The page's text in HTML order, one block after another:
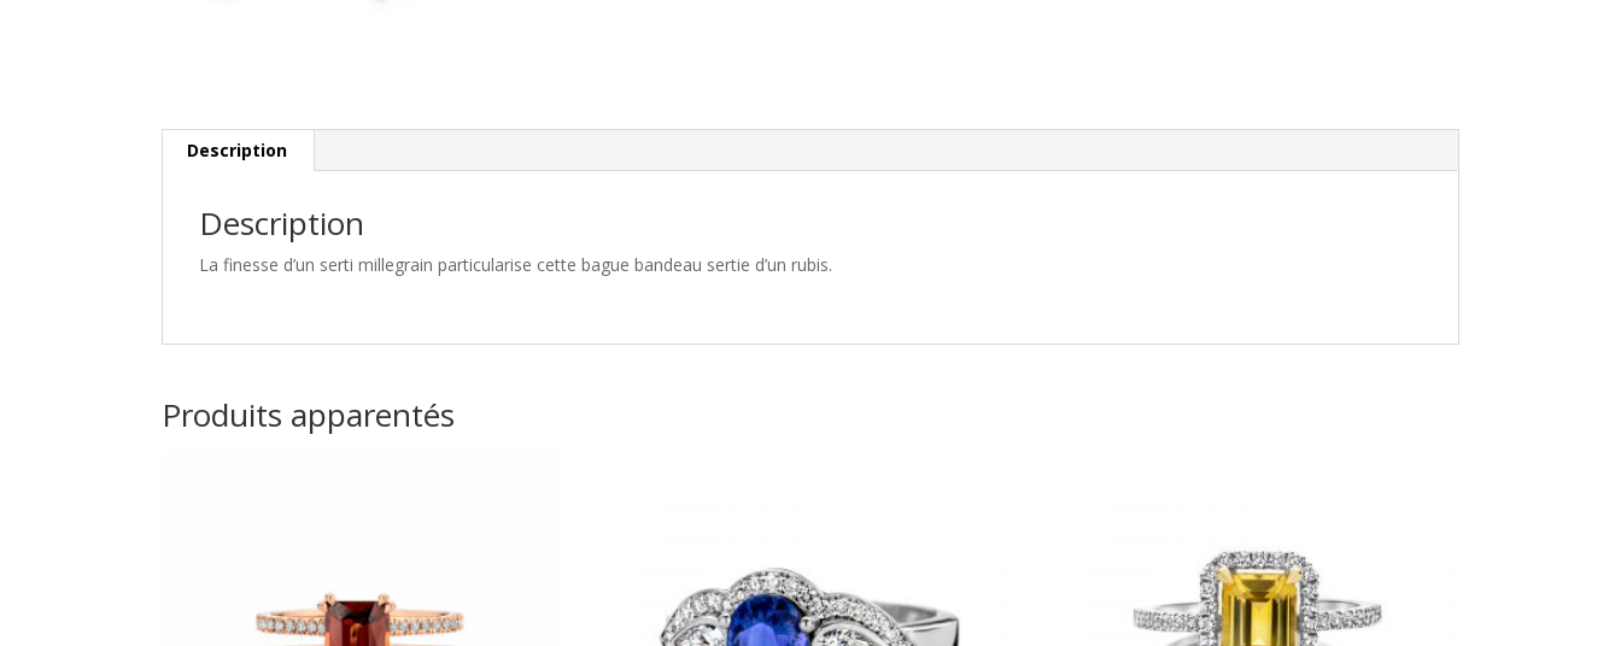
Description
Description
La finesse d’un serti millegrain particularise cette bague bandeau sertie d’un rubis.
Produits apparentés